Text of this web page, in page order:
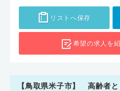
リストへ保存
希望の求人を
【鳥取県米子市】 高齢者